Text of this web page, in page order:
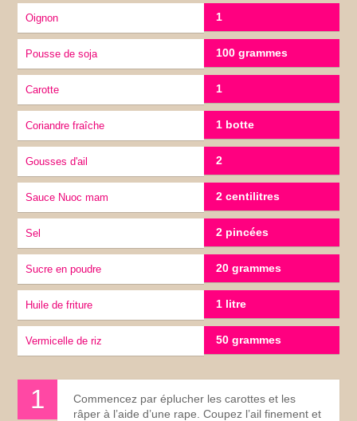
oignon 1
pousse de soja 100 grammes
carotte 1
Coriandre fraîche 1 botte
gousses d'ail 2
Sauce Nuoc mam 2 centilitres
sel 2 pincées
sucre en poudre 20 grammes
huile de friture 1 litre
vermicelle de riz 50 grammes
Commencez par éplucher les carottes et les
râper à l’aide d’une rape. Coupez l’ail finement et